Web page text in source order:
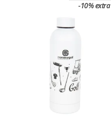
-10% extra